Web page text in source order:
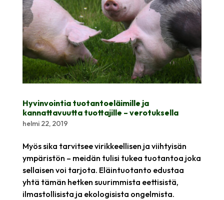
Hyvinvointia tuotantoeläimille ja
kannattavuutta tuottajille – verotuksella
helmi 22, 2019
Myös sika tarvitsee virikkeellisen ja viihtyisän
ympäristön – meidän tulisi tukea tuotantoa joka
sellaisen voi tarjota. Eläintuotanto edustaa
yhtä tämän hetken suurimmista eettisistä,
ilmastollisista ja ekologisista ongelmista.